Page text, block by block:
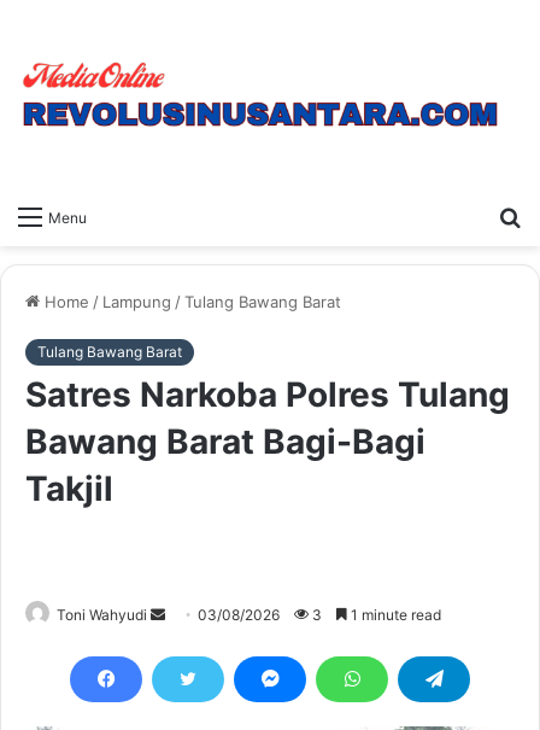
Menu
Home / Lampung /Tulang Bawang Barat
Tulang Bawang Barat
Satres Narkoba Polres Tulang
Bawang Barat Bagi-Bagi
Takjil
Toni Wahyudi
Send
email
03/08/2026 3 1 minute read